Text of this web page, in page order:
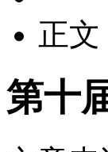
正文
第十